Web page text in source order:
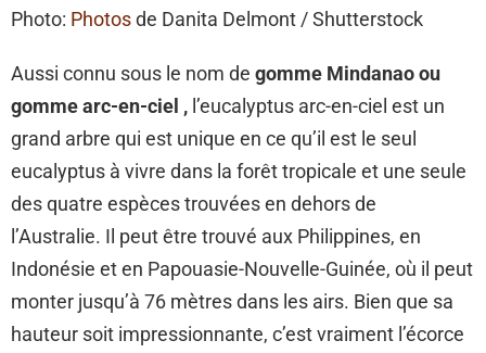
Photo: Photosde Danita Delmont / Shutterstock
Aussi connu sous le nom de gomme Mindanao ou
gomme arc-en-ciel , l’eucalyptus arc-en-ciel est un
grand arbre qui est unique en ce qu’il est le seul
eucalyptus à vivre dans la forêt tropicale et une seule
des quatre espèces trouvées en dehors de
l’Australie. Il peut être trouvé aux Philippines, en
Indonésie et en Papouasie-Nouvelle-Guinée, où il peut
monter jusqu’à 76 mètres dans les airs. Bien que sa
hauteur soit impressionnante, c’est vraiment l’écorce